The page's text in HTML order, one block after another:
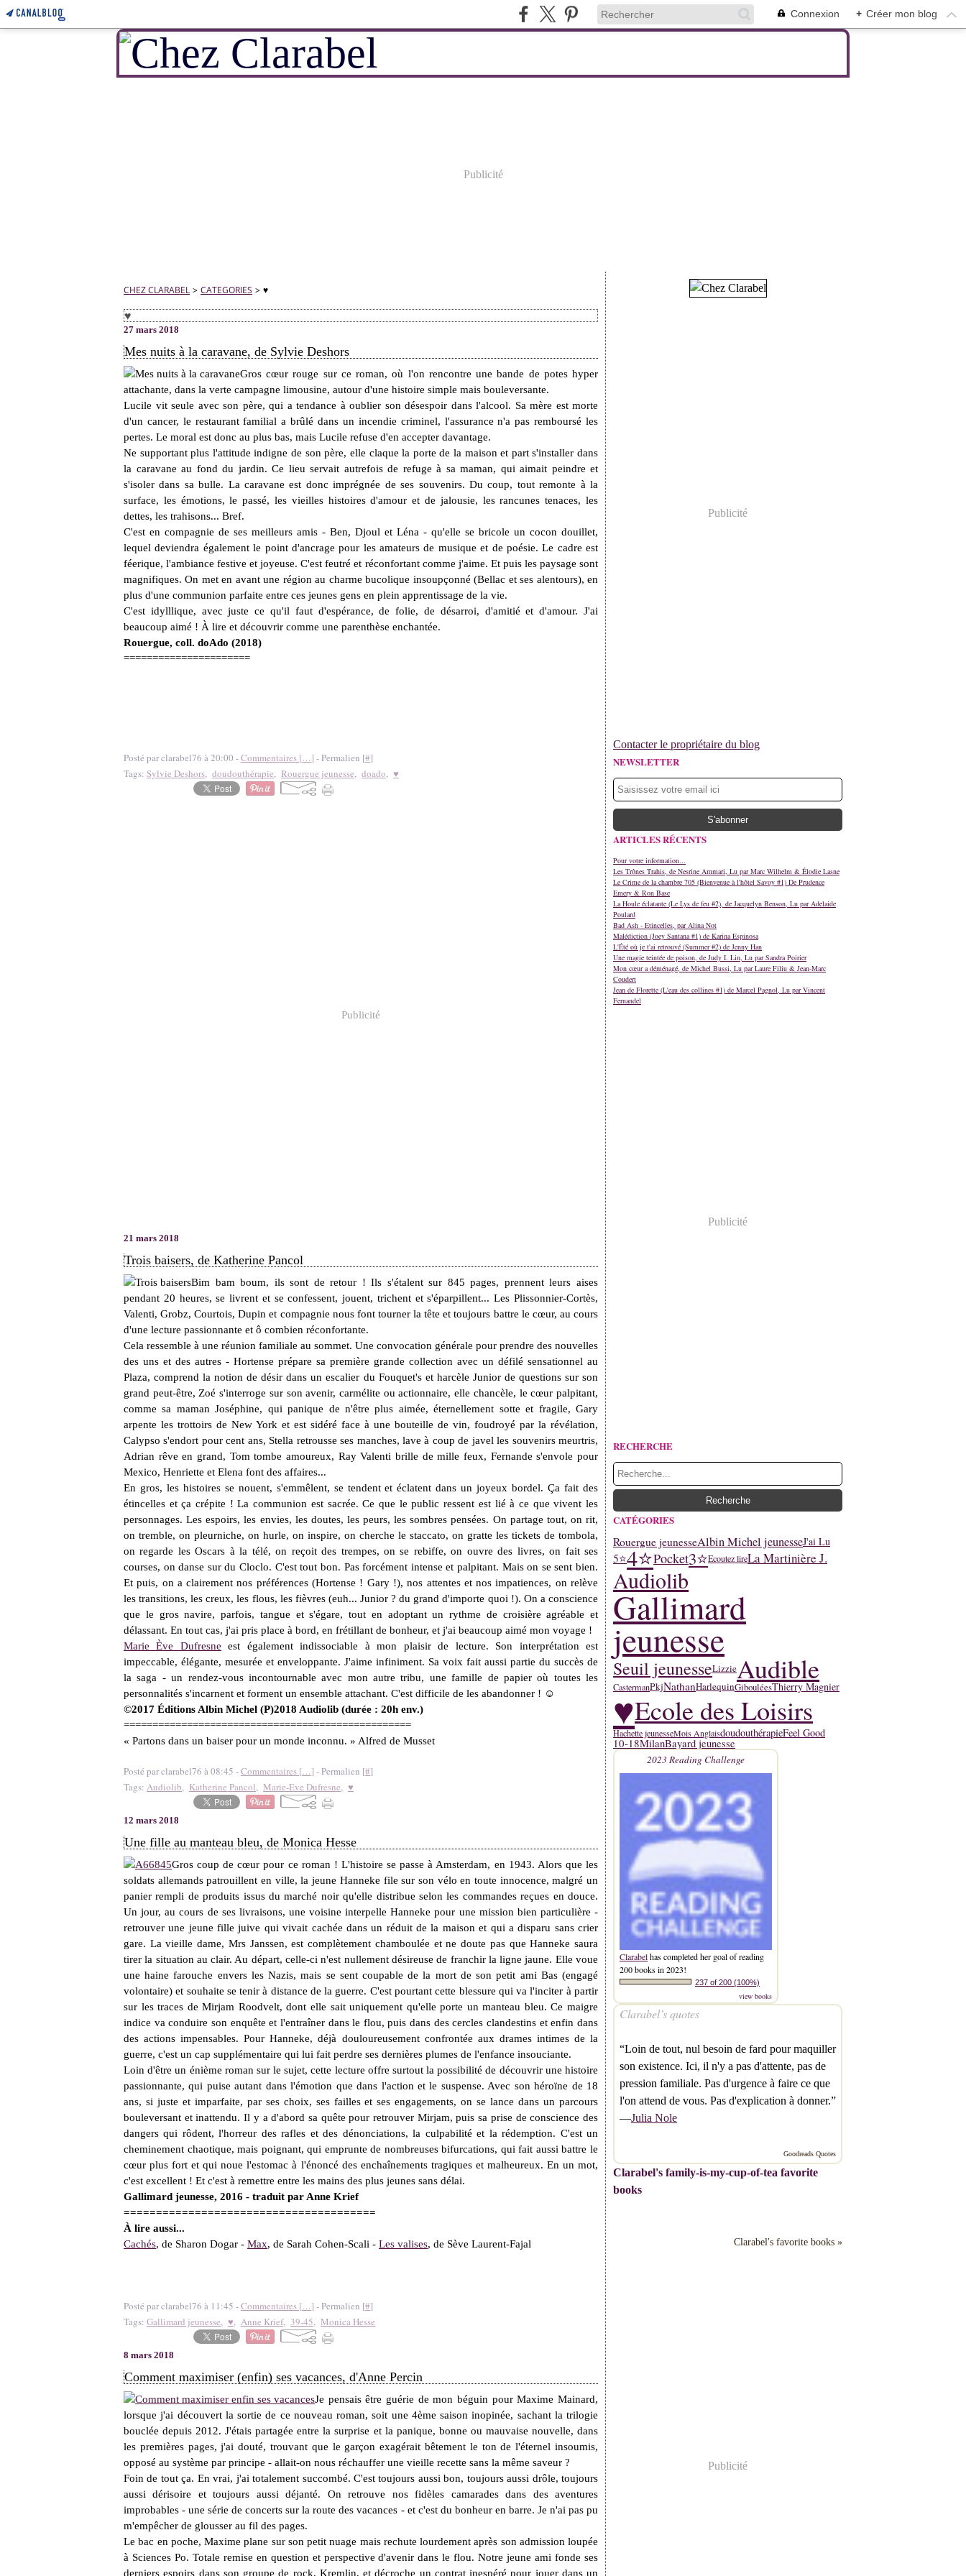
Connexion + Créer mon blog
Publicité
CHEZ CLARABEL > CATEGORIES > ♥
♥
27 mars 2018
Mes nuits à la caravane, de Sylvie Deshors
Gros cœur rouge sur ce roman, où l'on rencontre une bande de potes hyper
attachante, dans la verte campagne limousine, autour d'une histoire simple mais bouleversante.
Lucile vit seule avec son père, qui a tendance à oublier son désespoir dans l'alcool. Sa mère est morte
d'un cancer, le restaurant familial a brûlé dans un incendie criminel, l'assurance n'a pas remboursé les
pertes. Le moral est donc au plus bas, mais Lucile refuse d'en accepter davantage.
Ne supportant plus l'attitude indigne de son père, elle claque la porte de la maison et part s'installer dans
la caravane au fond du jardin. Ce lieu servait autrefois de refuge à sa maman, qui aimait peindre et
s'isoler dans sa bulle. La caravane est donc imprégnée de ses souvenirs. Du coup, tout remonte à la
surface, les émotions, le passé, les vieilles histoires d'amour et de jalousie, les rancunes tenaces, les
dettes, les trahisons... Bref.
C'est en compagnie de ses meilleurs amis - Ben, Djoul et Léna - qu'elle se bricole un cocon douillet,
lequel deviendra également le point d'ancrage pour les amateurs de musique et de poésie. Le cadre est
féerique, l'ambiance festive et joyeuse. C'est feutré et réconfortant comme j'aime. Et puis les paysage sont
magnifiques. On met en avant une région au charme bucolique insoupçonné (Bellac et ses alentours), en
plus d'une communion parfaite entre ces jeunes gens en plein apprentissage de la vie.
C'est idylllique, avec juste ce qu'il faut d'espérance, de folie, de désarroi, d'amitié et d'amour. J'ai
beaucoup aimé ! À lire et découvrir comme une parenthèse enchantée.
Rouergue, coll. doAdo (2018)
======================
Posté par clarabel76 à 20:00 -Commentaires […] - Permalien [#]
Tags: Sylvie Deshors, doudouthérapie, Rouergue jeunesse, doado, ♥
Publicité
21 mars 2018
Trois baisers, de Katherine Pancol
Bim bam boum, ils sont de retour ! Ils s'étalent sur 845 pages, prennent leurs aises
pendant 20 heures, se livrent et se confessent, jouent, trichent et s'éparpillent... Les Plissonnier-Cortès,
Valenti, Grobz, Courtois, Dupin et compagnie nous font tourner la tête et toujours battre le cœur, au cours
d'une lecture passionnante et ô combien réconfortante.
Cela ressemble à une réunion familiale au sommet. Une convocation générale pour prendre des nouvelles
des uns et des autres - Hortense prépare sa première grande collection avec un défilé sensationnel au
Plaza, comprend la notion de désir dans un escalier du Fouquet's et harcèle Junior de questions sur son
grand peut-être, Zoé s'interroge sur son avenir, carmélite ou actionnaire, elle chancèle, le cœur palpitant,
comme sa maman Joséphine, qui panique de n'être plus aimée, éternellement sotte et fragile, Gary
arpente les trottoirs de New York et est sidéré face à une bouteille de vin, foudroyé par la révélation,
Calypso s'endort pour cent ans, Stella retrousse ses manches, lave à coup de javel les souvenirs meurtris,
Adrian rêve en grand, Tom tombe amoureux, Ray Valenti brille de mille feux, Fernande s'envole pour
Mexico, Henriette et Elena font des affaires...
En gros, les histoires se nouent, s'emmêlent, se tendent et éclatent dans un joyeux bordel. Ça fait des
étincelles et ça crépite ! La communion est sacrée. Ce que le public ressent est lié à ce que vivent les
personnages. Les espoirs, les envies, les doutes, les peurs, les sombres pensées. On partage tout, on rit,
on tremble, on pleurniche, on hurle, on inspire, on cherche le staccato, on gratte les tickets de tombola,
on regarde les Oscars à la télé, on reçoit des trempes, on se rebiffe, on ouvre des livres, on fait ses
courses, on danse sur du Cloclo. C'est tout bon. Pas forcément intense et palpitant. Mais on se sent bien.
Et puis, on a clairement nos préférences (Hortense ! Gary !), nos attentes et nos impatiences, on relève
les transitions, les creux, les flous, les fièvres (euh... Junior ? du grand d'importe quoi !). On a conscience
que le gros navire, parfois, tangue et s'égare, tout en adoptant un rythme de croisière agréable et
délassant. En tout cas, j'ai pris place à bord, en frétillant de bonheur, et j'ai beaucoup aimé mon voyage !
Marie Ève Dufresne est également indissociable à mon plaisir de lecture. Son interprétation est
impeccable, élégante, mesurée et enveloppante. J'aime infiniment. Sa voix fait aussi partie du succès de
la saga - un rendez-vous incontournable avec mon autre tribu, une famille de papier où toutes les
personnalités s'incarnent et forment un ensemble attachant. C'est difficile de les abandonner ! ☺
©2017 Éditions Albin Michel (P)2018 Audiolib (durée : 20h env.)
==================================================
« Partons dans un baiser pour un monde inconnu. » Alfred de Musset
Posté par clarabel76 à 08:45 -Commentaires […] - Permalien [#]
Tags: Audiolib, Katherine Pancol, Marie-Eve Dufresne, ♥
12 mars 2018
Une fille au manteau bleu, de Monica Hesse
Gros coup de cœur pour ce roman ! L'histoire se passe à Amsterdam, en 1943. Alors que les
soldats allemands patrouillent en ville, la jeune Hanneke file sur son vélo en toute innocence, malgré un
panier rempli de produits issus du marché noir qu'elle distribue selon les commandes reçues en douce.
Un jour, au cours de ses livraisons, une voisine interpelle Hanneke pour une mission bien particulière -
retrouver une jeune fille juive qui vivait cachée dans un réduit de la maison et qui a disparu sans crier
gare. La vieille dame, Mrs Janssen, est complètement chamboulée et ne doute pas que Hanneke saura
tirer la situation au clair. Au départ, celle-ci n'est nullement désireuse de franchir la ligne jaune. Elle voue
une haine farouche envers les Nazis, mais se sent coupable de la mort de son petit ami Bas (engagé
volontaire) et souhaite se tenir à distance de la guerre. C'est pourtant cette blessure qui va l'inciter à partir
sur les traces de Mirjam Roodvelt, dont elle sait uniquement qu'elle porte un manteau bleu. Ce maigre
indice va conduire son enquête et l'entraîner dans le flou, puisdans des cercles clandestins et enfin dans
des actions impensables. Pour Hanneke, déjà douloureusementconfrontée aux drames intimes de la
guerre, c'est un cap supplémentaire qui lui fait perdre ses dernières plumes de l'enfance insouciante.
Loin d'être un énième roman sur le sujet, cette lecture offre surtout la possibilité de découvrir une histoire
passionnante, qui puise autant dans l'émotion que dans l'action et le suspense. Avec son héroïne de 18
ans, si juste et imparfaite, par ses choix, ses failles et ses engagements, on se lance dans un parcours
bouleversant et inattendu. Il y a d'abord sa quête pour retrouver Mirjam, puis sa prise de conscience des
dangers qui rôdent, l'horreur des rafles et des dénonciations, la culpabilité et la rédemption. C'est un
cheminement chaotique, mais poignant, qui emprunte de nombreuses bifurcations, qui fait aussi battre le
cœur plus fort et qui noue l'estomac à l'énoncé des enchaînements tragiques et malheureux. En un mot,
c'est excellent ! Et c'est à remettre entre les mains des plus jeunes sans délai.
Gallimard jeunesse, 2016 - traduit par Anne Krief
=======================================
À lire aussi...
Cachés, de Sharon Dogar - Max, de Sarah Cohen-Scali - Les valises, de Sève Laurent-Fajal
Posté par clarabel76 à 11:45 -Commentaires […] - Permalien [#]
Tags: Gallimard jeunesse, ♥, Anne Krief, 39-45, Monica Hesse
8 mars 2018
Comment maximiser (enfin) ses vacances, d'Anne Percin
Je pensais être guérie de mon béguin pourMaxime Mainard,
lorsque j'ai découvert la sortie de ce nouveau roman, soit une 4ème saison inopinée, sachant la trilogie
bouclée depuis 2012. J'étais partagée entre la surprise et la panique, bonne ou mauvaise nouvelle, dans
les premières pages, j'ai douté, trouvant que le garçon exagérait bêtement le ton de l'éternel insoumis,
opposé au système par principe - allait-on nous réchauffer une vieille recette sans la même saveur ?
Foin de tout ça. En vrai, j'ai totalement succombé. C'est toujours aussi bon, toujours aussi drôle, toujours
aussi dérisoire et toujours aussi déjanté. On retrouve nos fidèles camarades dans des aventures
improbables - une série de concerts sur la route des vacances - et c'est du bonheur en barre. Je n'ai pas pu
m'empêcher de glousser au fil des pages.
Le bac en poche, Maxime plane sur son petit nuage mais rechute lourdement après son admission loupée
à Sciences Po. Totale remise en question et perspective d'avenir dans le flou. Notre jeune ami fonde ses
derniers espoirs dans son groupe de rock, Kremlin, et décroche un contrat inespéré pour jouer dans un
Publicité
Contacter le propriétaire du blog
NEWSLETTER
ARTICLES RÉCENTS
Pour votre information...
Les Trônes Trahis, de Nesrine Ammari, Lu par Marc Wilhelm & Élodie Lasne
Le Crime de la chambre 705 (Bienvenue à l'hôtel Savoy #1) De Prudence
Emery & Ron Base
La Houle éclatante (Le Lys de feu #2), de Jacquelyn Benson, Lu par Adelaide
Poulard
Bad Ash - Etincelles, par Alina Not
Malédiction (Joey Santana #1) de Karina Espinosa
L'Été où je t'ai retrouvé (Summer #2) de Jenny Han
Une magie teintée de poison, de Judy I. Lin, Lu par Sandra Poirier
Mon cœur a déménagé, de Michel Bussi, Lu par Laure Filiu & Jean-Marc
Coudert
Jean de Florette (L'eau des collines #1) de Marcel Pagnol, Lu par Vincent
Fernandel
Publicité
RECHERCHE
CATÉGORIES
Rouergue jeunesseAlbin Michel jeunesseJ'ai Lu
5⭐4⭐Pocket3⭐Ecoutez lireLa Martinière J.
Audiolib
Gallimard
jeunesse
Seuil jeunesseLizzieAudible
CastermanPkjNathanHarlequinGibouléesThierry Magnier
♥Ecole des Loisirs
Hachette jeunesseMois AnglaisdoudouthérapieFeel Good
10-18MilanBayard jeunesse
2023 Reading Challenge
Clarabelhas completed her goal of reading
200 books in 2023!
237 of 200 (100%)
view books
Clarabel’s quotes
“Loin de tout, nul besoin de fard pour maquiller
son existence. Ici, il n'y a pas d'attente, pas de
pression familiale. Pas d'urgence à faire ce que
l'on attend de vous. Pas d'explication à donner.”
—Julia Nole
Goodreads Quotes
Clarabel's family-is-my-cup-of-tea favorite
books
Clarabel's favorite books »
Publicité